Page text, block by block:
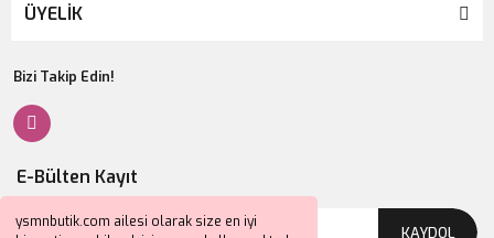
ysmnbutik.com ailesi olarak size en iyi
ÜYELİK
Bizi Takip Edin!
E-Bülten Kayıt
KAYDOL